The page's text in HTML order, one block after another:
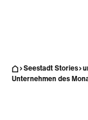
Seestadt Stories
Unternehmen des